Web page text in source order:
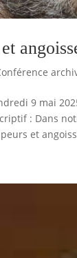
9 mai
: Dans
et